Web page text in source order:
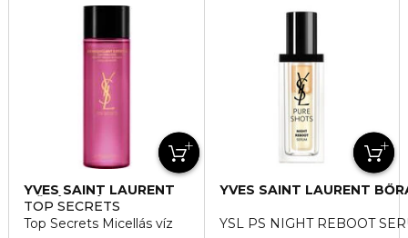
YVES SAINT LAURENT
BŐRÁPOLÁS
TOP SECRETS
Top Secrets Micellás víz
YVES SAINT LAURENT
YSL PS NIGHT REBOOT